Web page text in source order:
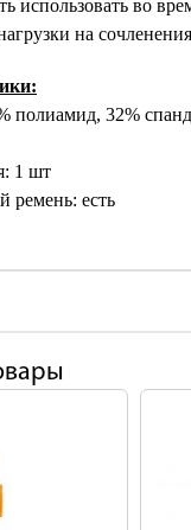
использовать во
на сочленения
полиамид, 32%
1 шт
есть